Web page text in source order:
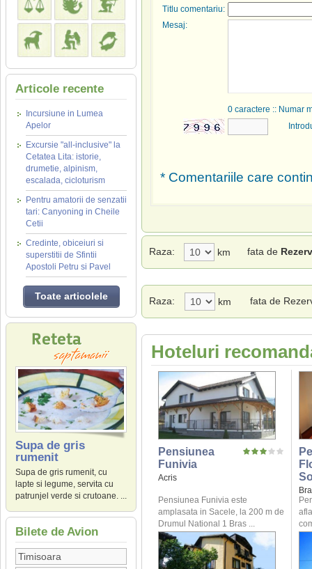
Articole recente
Incursiune in Lumea
Apelor
Excursie "all-inclusive" la
Cetatea Lita: istorie,
drumetie, alpinism,
escalada, cicloturism
Pentru amatorii de senzatii
tari: Canyoning in Cheile
Cetii
Credinte, obiceiuri si
superstitii de Sfintii
Apostoli Petru si Pavel
Toate articolele
Supa de gris
rumenit
Supa de gris rumenit, cu
lapte si legume, servita cu
patrunjel verde si crutoane. ...
Bilete de Avion
Titlu comentariu:
Mesaj:
0 caractere :: Numar
* Comentariile care
Raza: km fata de
Raza: km fata de
Hoteluri
Pensiunea
Funivia
Acris
Pensiunea Funivia este
amplasata in Sacele, la 200 m de
Drumul National 1 Bras ...